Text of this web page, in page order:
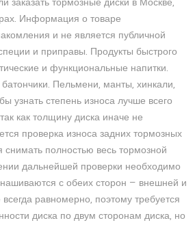
заказать тормозные диски в Москве,
Информация о товаре
и не является публичной
и приправы. Продукты быстрого
и функциональные напитки.
Пельмени, манты, хинкали,
узнать степень износа лучше всего
как толщину диска иначе не
проверка износа задних тормозных
снимать полностью весь тормозной
дальнейшей проверки необходимо
с обеих сторон — внешней и
равномерно, поэтому требуется
диска по двум сторонам диска, но